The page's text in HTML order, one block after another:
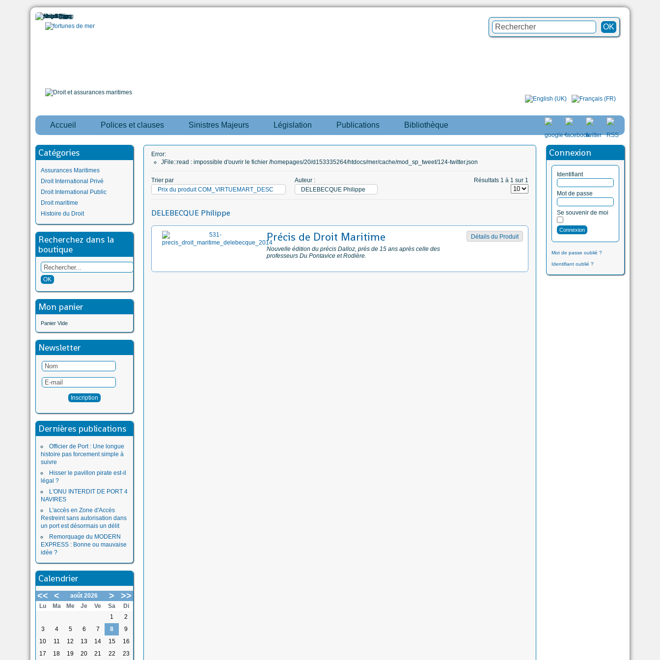
Accueil Polices et clauses Sinistres Majeurs Législation Publications Bibliothèque
Catégories
Assurances Maritimes
Droit International Privé
Droit International Public
Droit maritime
Histoire du Droit
Recherchez dans la
boutique
Mon panier
Panier Vide
Newsletter
Dernières publications
Officier de Port : Une longue
histoire pas forcement simple à
suivre
Hisser le pavillon pirate est-il
légal ?
L'ONU INTERDIT DE PORT 4
NAVIRES
L'accès en Zone d'Accès
Restreint sans autorisation dans
un port est désormais un délit
Remorquage du MODERN
EXPRESS : Bonne ou mauvaise
idée ?
Calendrier
<< < août 2026 > >>
Lu Ma Me Je Ve Sa
Di
1
2
3
4 5 6 7 8
9
10
11 12 13 14 15
16
17
18 19 20 21 22 23
Connexion
Identifiant
Mot de passe
Se souvenir de moi
Mot de passe oublié ?
Identifiant oublié ?
Error:
JFile::read : impossible d'ouvrir le fichier /homepages/20/d153335264/htdocs/mer/cache/mod_sp_tweet/124-twitter.json
Trier par
Prix du produit COM_VIRTUEMART_DESC
Auteur :
DELEBECQUE Philippe
Résultats 1 à 1 sur 1
DELEBECQUE Philippe
Détails du Produit
Précis de Droit Maritime
Nouvelle édition du précis Dalloz, près de 15 ans après celle des
professeurs Du Pontavice et Rodière.